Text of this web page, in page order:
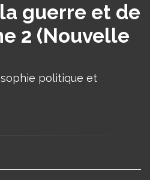
guerre et de
2 (Nouvelle
politique et